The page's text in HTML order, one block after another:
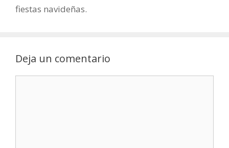
fiestas navideñas.
Deja un comentario